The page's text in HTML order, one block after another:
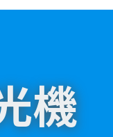
機